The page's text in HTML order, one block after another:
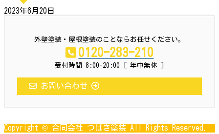
2023年6月20日
外壁塗装・屋根塗装のことならお任せください。
0120-283-210
受付時間 8:00-20:00 [ 年中無休 ]
お問い合わせ
Copyright © 合同会社 つばき塗装 All Rights Reserved.